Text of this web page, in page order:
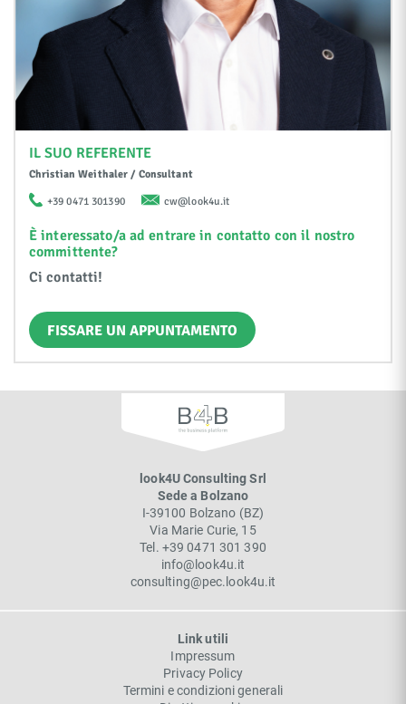
IL SUO REFERENTE
Christian Weithaler / Consultant
+39 0471 301390 cw@look4u.it
È interessato/a ad entrare in contatto con il nostro
committente?
Ci contatti!
FISSARE UN APPUNTAMENTO
look4U Consulting Srl
Sede a Bolzano
I-39100 Bolzano (BZ)
Via Marie Curie, 15
Tel. +39 0471 301 390
info@look4u.it
consulting@pec.look4u.it
Link utili
Impressum
Privacy Policy
Termini e condizioni generali